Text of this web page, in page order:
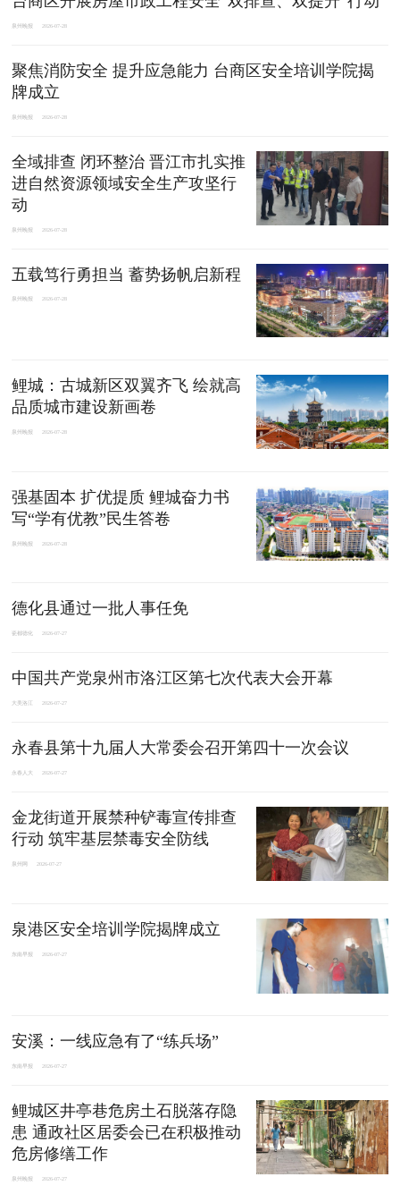
泉州晚报 2026-07-28
聚焦消防安全 提升应急能力 台商区安全培训学院揭
牌成立
泉州晚报 2026-07-28
全域排查 闭环整治 晋江市扎实推
进自然资源领域安全生产攻坚行
动
泉州晚报 2026-07-28
五载笃行勇担当 蓄势扬帆启新程
泉州晚报 2026-07-28
鲤城：古城新区双翼齐飞 绘就高
品质城市建设新画卷
泉州晚报 2026-07-28
强基固本 扩优提质 鲤城奋力书
写“学有优教”民生答卷
泉州晚报 2026-07-28
德化县通过一批人事任免
瓷都德化 2026-07-27
中国共产党泉州市洛江区第七次代表大会开幕
大美洛江 2026-07-27
永春县第十九届人大常委会召开第四十一次会议
永春人大 2026-07-27
金龙街道开展禁种铲毒宣传排查
行动 筑牢基层禁毒安全防线
泉州网 2026-07-27
泉港区安全培训学院揭牌成立
东南早报 2026-07-27
安溪：一线应急有了“练兵场”
东南早报 2026-07-27
鲤城区井亭巷危房土石脱落存隐
患 通政社区居委会已在积极推动
危房修缮工作
泉州晚报 2026-07-27